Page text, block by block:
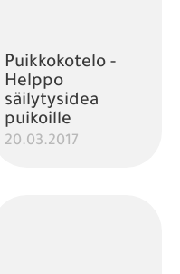
Puikkokotelo -
Helppo
säilytysidea
puikoille
20.03.2017